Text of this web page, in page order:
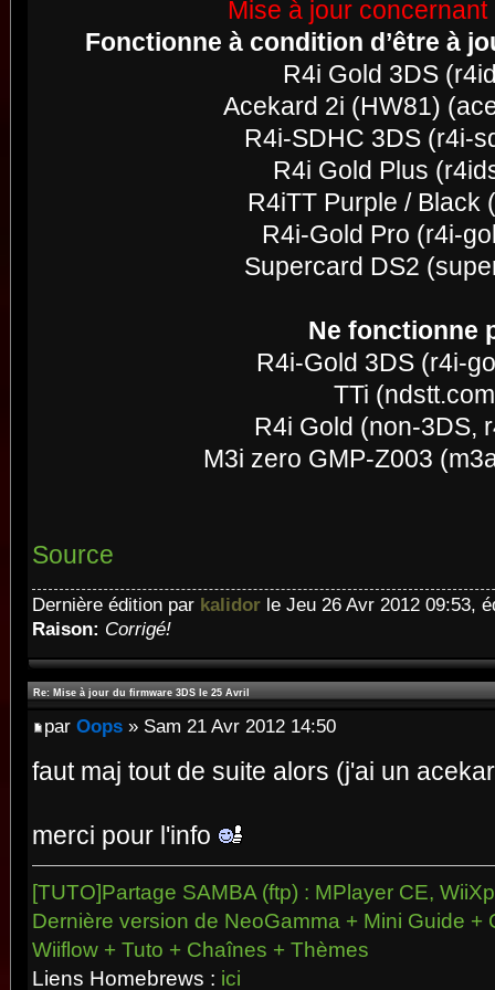
Mise à jour
Fonctionne à condition d’être à
R4i Gold 3DS
Acekard 2i (HW81)
R4i-SDHC 3DS (r4i-
R4i Gold Plus
R4iTT Purple / Black
R4i-Gold Pro (r4i-
Supercard DS2
Ne fonctionne
R4i-Gold 3DS (r4i-
TTi
R4i Gold (non-3DS,
M3i zero GMP-Z003
Source
Dernière édition par kalidor le Jeu 26 Avr 2012 09:53,
Raison: Corrigé!
Re: Mise à jour du firmware 3DS le 25 Avril
par Oops » Sam 21 Avr 2012 14:50
faut maj tout de suite alors (j'ai un
merci pour l'info
[TUTO]Partage SAMBA (ftp) : MPlayer CE,
Dernière version de NeoGamma + Mini Guide +
Wiiflow + Tuto + Chaînes + Thèmes
Liens Homebrews : ici